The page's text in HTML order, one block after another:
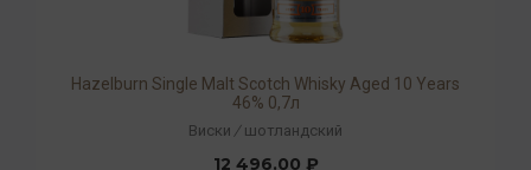
Hazelburn Single Malt Scotch Whisky Aged 10 Years
46% 0,7л
Виски / шотландский
12 496.00 ₽